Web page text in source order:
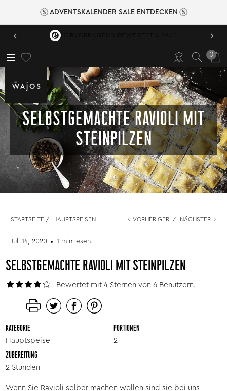
ADVENTSKALENDER SALE ENTDECKEN
‹ VERSANDKOSTENFREI AB 49,95 € ›
0
SELBSTGEMACHTE RAVIOLI MIT
STEINPILZEN
STARTSEITE / HAUPTSPEISEN ← VORHERIGER / NÄCHSTER →
Juli 14, 2020 1 min lesen.
SELBSTGEMACHTE RAVIOLI MIT STEINPILZEN
Bewertet mit 4 Sternen von 6 Benutzern.
KATEGORIE
Hauptspeise
PORTIONEN
2
ZUBEREITUNG
2 Stunden
Wenn Sie Ravioli selber machen wollen sind sie bei uns